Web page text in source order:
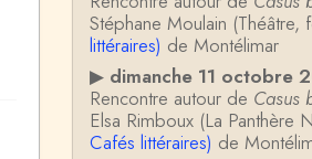
Stéphane Moulain (Théâtre,
littéraires) de Montélimar
▶ dimanche 11 octobre
Rencontre autour de Casus
Elsa Rimboux (La Panthère
Cafés littéraires) de